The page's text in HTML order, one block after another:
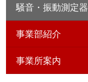
騒音・振動測定器
事業部紹介
事業所案内